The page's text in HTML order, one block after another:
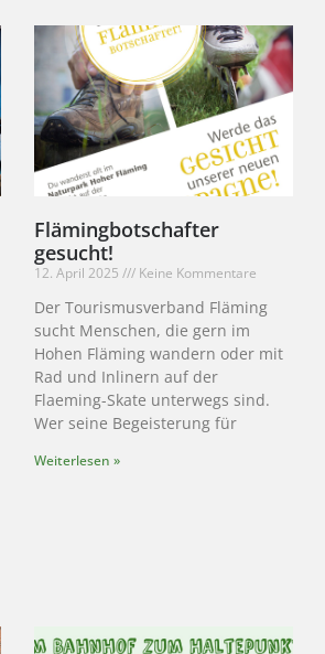
Flämingbotschafter
gesucht!
12. April 2025 Keine Kommentare
Der Tourismusverband Fläming
sucht Menschen, die gern im
Hohen Fläming wandern oder mit
Rad und Inlinern auf der
Flaeming-Skate unterwegs sind.
Wer seine Begeisterung für
Weiterlesen »